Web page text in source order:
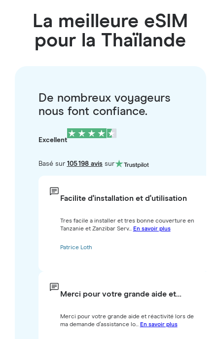
La meilleure eSIM
pour la Thaïlande
De nombreux voyageurs
nous font confiance.
Excellent
Basé sur 105 198 avissur
Facilite d'installation et d'utilisation
Tres facile a installer et tres bonne couverture en
Tanzanie et Zanzibar Serv... En savoir plus
Patrice Loth
Merci pour votre grande aide et…
Merci pour votre grande aide et réactivité lors de
ma demande d’assistance lo... En savoir plus